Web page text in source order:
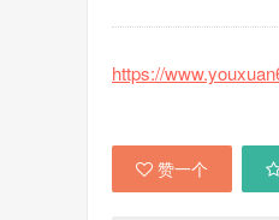
https://
赞一个